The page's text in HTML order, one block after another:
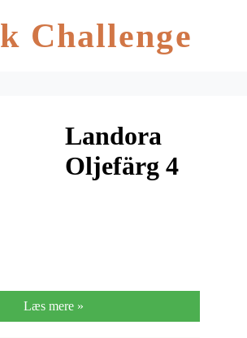
Challenge
Landora
Oljefärg 4
Læs mere »